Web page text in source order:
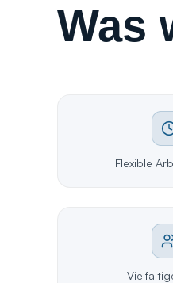
Was
Flexible